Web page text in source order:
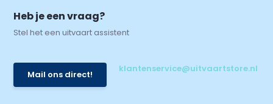
Heb je een vraag?
Stel het een uitvaart assistent
Mail ons direct!
klantenservice@uitvaartstore.nl